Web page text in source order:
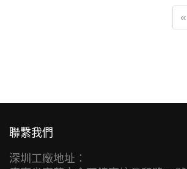
«
聯繫我們
深圳工廠地址：